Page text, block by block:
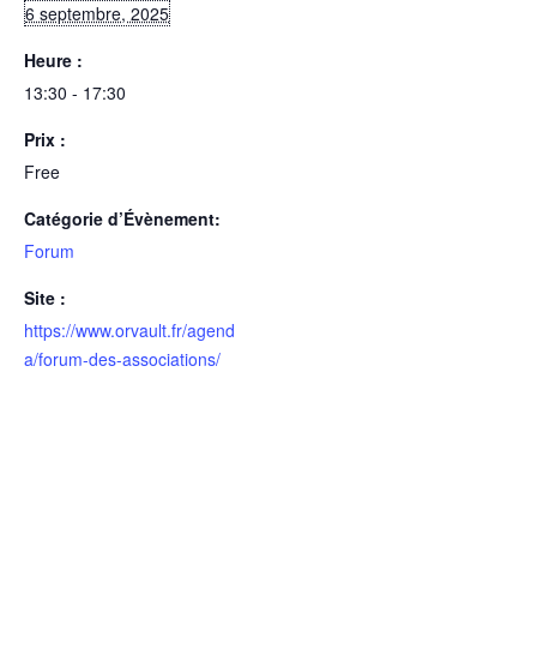
6 septembre, 2025
Heure :
13:30 - 17:30
Prix :
Free
Catégorie d’Évènement:
Forum
Site :
https://www.orvault.fr/agend
a/forum-des-associations/